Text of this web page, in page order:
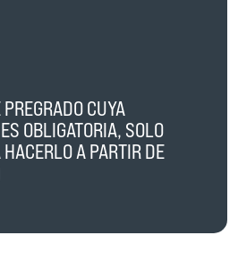
CUYA
OBLIGATORIA, SOLO
A PARTIR DE